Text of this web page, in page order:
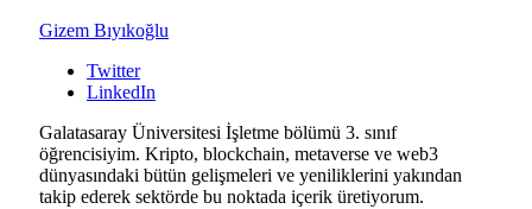
Gizem Bıyıkoğlu
Twitter
LinkedIn
Galatasaray Üniversitesi İşletme bölümü 3. sınıf
öğrencisiyim. Kripto, blockchain, metaverse ve web3
dünyasındaki bütün gelişmeleri ve yeniliklerini yakından
takip ederek sektörde bu noktada içerik üretiyorum.